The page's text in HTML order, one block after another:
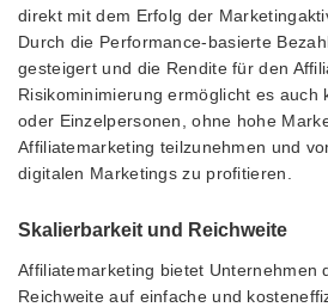
direkt mit dem Erfolg der
Durch die Performance-basierte
gesteigert und die Rendite für den
Risikominimierung ermöglicht es auch
oder Einzelpersonen, ohne hohe
Affiliatemarketing teilzunehmen und
digitalen Marketings zu profitieren.
Skalierbarkeit und Reichweite
Affiliatemarketing bietet Unternehmen
Reichweite auf einfache und